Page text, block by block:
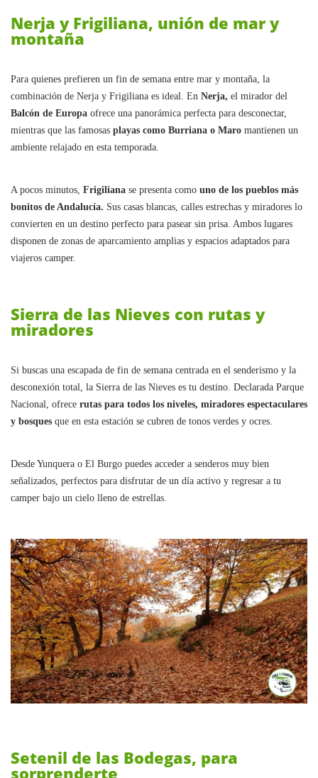
Nerja y Frigiliana, unión de mar y
montaña
Para quienes prefieren un fin de semana entre mar y montaña, la
combinación de Nerja y Frigiliana es ideal. En Nerja, el mirador del
Balcón de Europa ofrece una panorámica perfecta para desconectar,
mientras que las famosas playas como Burriana o Maro mantienen un
ambiente relajado en esta temporada.
A pocos minutos, Frigiliana se presenta como uno de los pueblos más
bonitos de Andalucía. Sus casas blancas, calles estrechas y miradores lo
convierten en un destino perfecto para pasear sin prisa. Ambos lugares
disponen de zonas de aparcamiento amplias y espacios adaptados para
viajeros camper.
Sierra de las Nieves con rutas y
miradores
Si buscas una escapada de fin de semana centrada en el senderismo y la
desconexión total, la Sierra de las Nieves es tu destino. Declarada Parque
Nacional, ofrece rutas para todos los niveles, miradores espectaculares
y bosques que en esta estación se cubren de tonos verdes y ocres.
Desde Yunquera o El Burgo puedes acceder a senderos muy bien
señalizados, perfectos para disfrutar de un día activo y regresar a tu
camper bajo un cielo lleno de estrellas.
Setenil de las Bodegas, para
sorprenderte